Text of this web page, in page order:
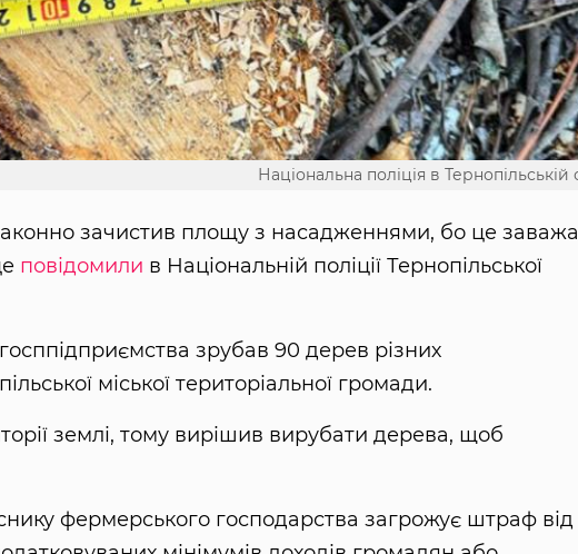
Національна поліція в Тернопільській
зачистив площу з насадженнями, бо це
повідомили в Національній поліції Тернопільської
зрубав 90 дерев різних
міської територіальної громади.
землі, тому вирішив вирубати дерева, щоб
фермерського господарства загрожує штраф від